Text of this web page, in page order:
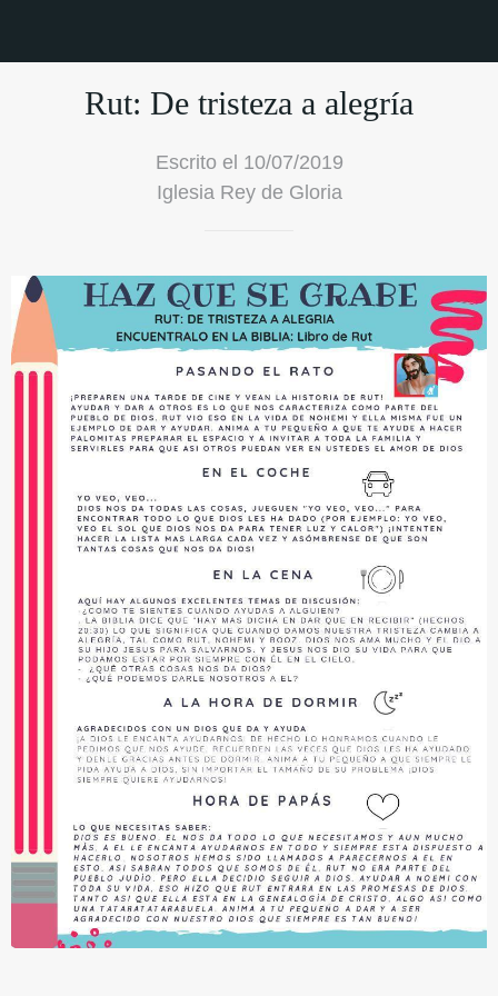
Rut: De tristeza a alegría
Escrito el 10/07/2019
Iglesia Rey de Gloria